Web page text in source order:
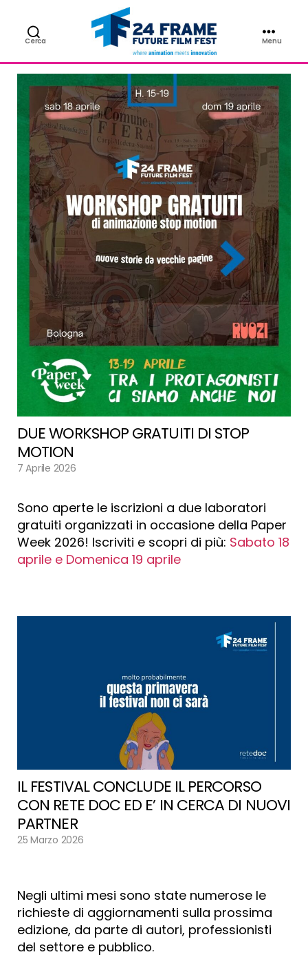
Cerca
24FRAME
Future
Film
Fest
Menu
NEWS
DUE WORKSHOP GRATUITI DI STOP
MOTION
7 Aprile 2026
Sono aperte le iscrizioni a due laboratori
gratuiti organizzati in occasione della Paper
Week 2026! Iscriviti e scopri di più: Sabato 18
aprile e Domenica 19 aprile
IL FESTIVAL CONCLUDE IL PERCORSO
CON RETE DOC ED E’ IN CERCA DI NUOVI
PARTNER
25 Marzo 2026
Negli ultimi mesi sono state numerose le
richieste di aggiornamenti sulla prossima
edizione, da parte di autori, professionisti
del settore e pubblico.